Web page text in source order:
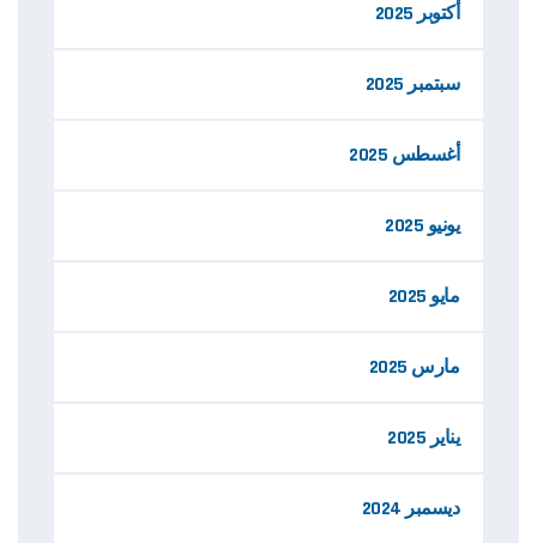
أكتوبر 2025
سبتمبر 2025
أغسطس 2025
يونيو 2025
مايو 2025
مارس 2025
يناير 2025
ديسمبر 2024